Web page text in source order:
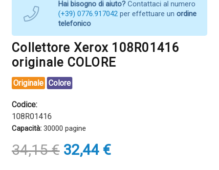
Hai bisogno di aiuto? Contattaci al numero
(+39) 0776.917042 per effettuare un ordine
telefonico
Collettore Xerox 108R01416
originale COLORE
Originale Colore
Codice:
108R01416
Capacità: 30000 pagine
34,15€ Il
prezzo
32,44 €Il
prezzo